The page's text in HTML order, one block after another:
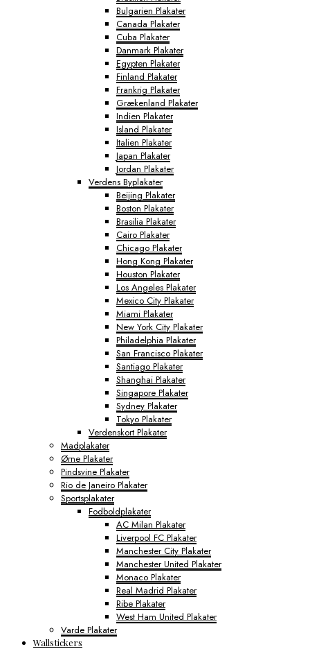
Bulgarien Plakater
Canada Plakater
Cuba Plakater
Danmark Plakater
Egypten Plakater
Finland Plakater
Frankrig Plakater
Grækenland Plakater
Indien Plakater
Island Plakater
Italien Plakater
Japan Plakater
Jordan Plakater
Verdens Byplakater
Beijing Plakater
Boston Plakater
Brasilia Plakater
Cairo Plakater
Chicago Plakater
Hong Kong Plakater
Houston Plakater
Los Angeles Plakater
Mexico City Plakater
Miami Plakater
New York City Plakater
Philadelphia Plakater
San Francisco Plakater
Santiago Plakater
Shanghai Plakater
Singapore Plakater
Sydney Plakater
Tokyo Plakater
Verdenskort Plakater
Madplakater
Ørne Plakater
Pindsvine Plakater
Rio de Janeiro Plakater
Sportsplakater
Fodboldplakater
AC Milan Plakater
Liverpool FC Plakater
Manchester City Plakater
Manchester United Plakater
Monaco Plakater
Real Madrid Plakater
Ribe Plakater
West Ham United Plakater
Varde Plakater
Wallstickers